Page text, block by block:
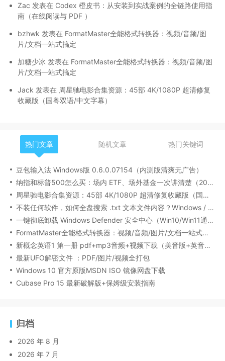
Zac 发表在 Codex 橙皮书：从安装到实战案例的全链路使用指
南（在线阅读与 PDF ）
bzhwk 发表在 FormatMaster全能格式转换器：视频/音频/图
片/文档一站式搞定
加糖少冰 发表在 FormatMaster全能格式转换器：视频/音频/图
片/文档一站式搞定
Jack 发表在 周星驰电影合集资源：45部 4K/1080P 超清修复
收藏版（国粤双语/中文字幕）
热门文章 随机文章 热门关键词
豆包输入法 Windows版 0.6.0.07154（内测版清爽无广告）
纳指和标普500怎么买：场内 ETF、场外基金一次讲清楚（2026 最新版）
周星驰电影合集资源：45部 4K/1080P 超清修复收藏版（国粤双语/中文字幕）
不装任何软件，如何全盘搜索 .txt 文本文件内容？Windows / Linux / macOS 的命令行指南
一键彻底卸载 Windows Defender 安全中心（Win10/Win11通用）
FormatMaster全能格式转换器：视频/音频/图片/文档一站式搞定
新概念英语1 第一册 pdf+mp3音频+视频下载（美音版+英音版）
最新UFO解密文件 ：PDF/图片/视频全打包
Windows 10 官方原版MSDN ISO 镜像网盘下载
Cubase Pro 15 最新破解版+保姆级安装指南
归档
2026 年 8 月
2026 年 7 月